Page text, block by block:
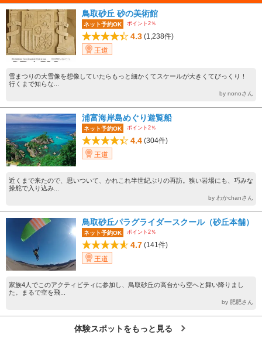
鳥取砂丘 砂の美術館
ネット予約OK ポイント2％
4.3 (1,238件)
王道
雪まつりの大雪像を想像していたらもっと細かくてスケールが大きくてびっくり！
行くまで知らな...
by nonoさん
浦富海岸島めぐり遊覧船
ネット予約OK ポイント2％
4.4 (304件)
王道
近くまで来たので、思いついて、かれこれ半世紀ぶりの再訪。狭い岩場にも、巧みな
操舵で入り込み...
by わかchanさん
鳥取砂丘パラグライダースクール（砂丘本舗）
ネット予約OK ポイント2％
4.7 (141件)
王道
家族4人でこのアクティビティに参加し、鳥取砂丘の高台から空へと舞い降りまし
た。まるで空を飛...
by 肥肥さん
体験スポットをもっと見る